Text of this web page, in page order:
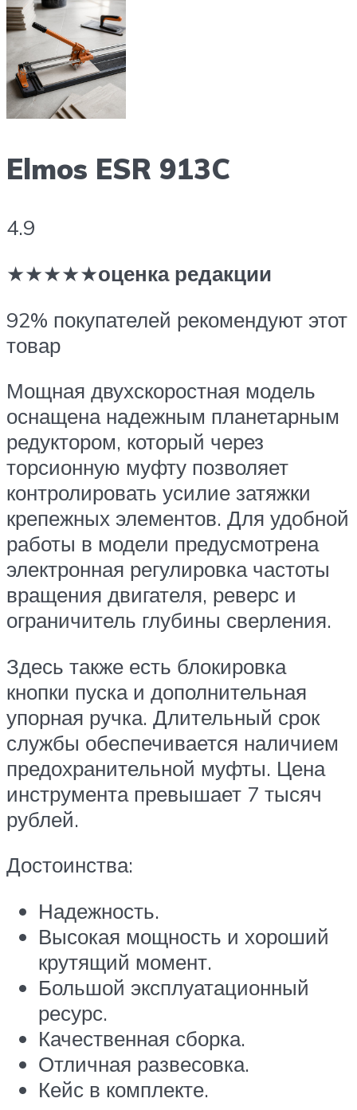
Elmos ESR 913C
4.9
★★★★★оценка редакции
92% покупателей рекомендуют этот
товар
Мощная двухскоростная модель
оснащена надежным планетарным
редуктором, который через
торсионную муфту позволяет
контролировать усилие затяжки
крепежных элементов. Для удобной
работы в модели предусмотрена
электронная регулировка частоты
вращения двигателя, реверс и
ограничитель глубины сверления.
Здесь также есть блокировка
кнопки пуска и дополнительная
упорная ручка. Длительный срок
службы обеспечивается наличием
предохранительной муфты. Цена
инструмента превышает 7 тысяч
рублей.
Достоинства:
Надежность.
Высокая мощность и хороший
крутящий момент.
Большой эксплуатационный
ресурс.
Качественная сборка.
Отличная развесовка.
Кейс в комплекте.